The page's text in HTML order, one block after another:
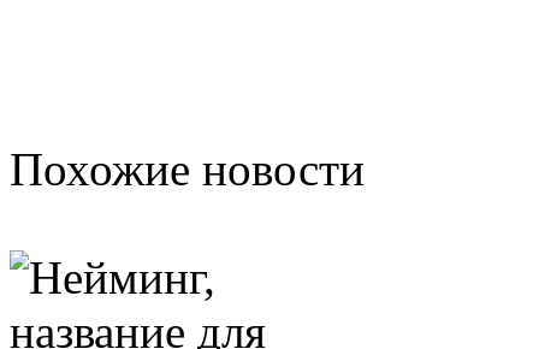
Похожие новости